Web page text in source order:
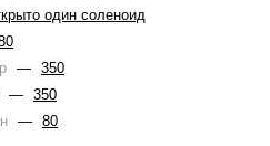
один соленоид
— 350
— 350
— 80